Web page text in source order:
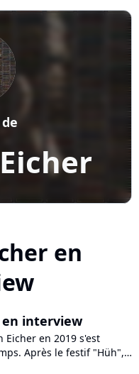
en
en interview
Eicher en 2019 s'est
Après le festif "Hüh",
le somptueux et